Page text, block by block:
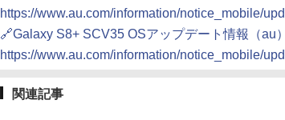
https://www.au.com/information/notice_mobile/
🔗Galaxy S8+ SCV35 OSアップデート情報（au）
https://www.au.com/information/notice_mobile/
関連記事